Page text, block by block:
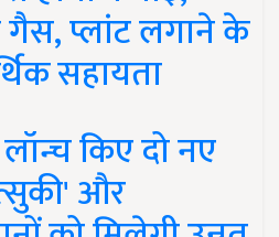
गैस, प्लांट लगाने के
सहायता
किए दो नए
और